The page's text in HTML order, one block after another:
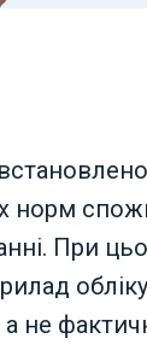
норм
При
не